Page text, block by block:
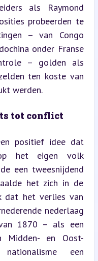
als Raymond
probeerden te
– van Congo
onder Franse
– golden als
ten koste van
werden.
tot conflict
positief idee dat
het eigen volk
een tweesnijdend
het zich in de
dat het verlies van
nederlaag
1870 – als een
Midden- en Oost-
een